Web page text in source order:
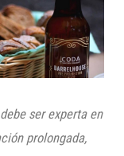
ser experta en
prolongada,